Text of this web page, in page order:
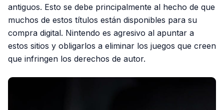
antiguos. Esto se debe principalmente al hecho de que
muchos de estos títulos están disponibles para su
compra digital. Nintendo es agresivo al apuntar a
estos sitios y obligarlos a eliminar los juegos que creen
que infringen los derechos de autor.